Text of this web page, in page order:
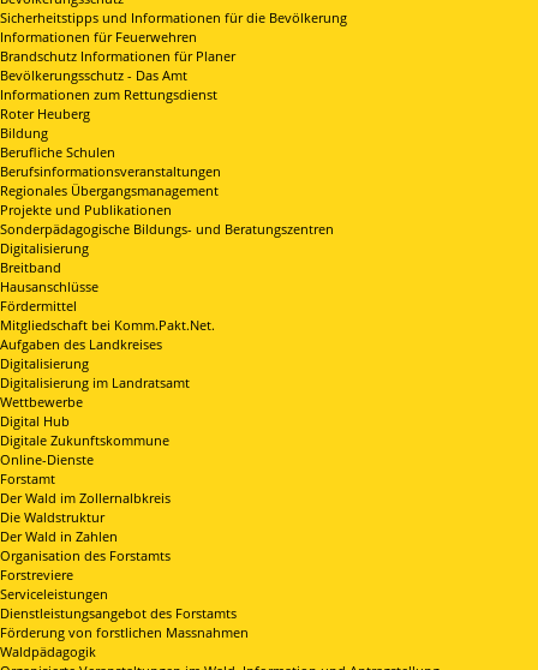
Sicherheitstipps und Informationen für die Bevölkerung
Informationen für Feuerwehren
Brandschutz Informationen für Planer
Bevölkerungsschutz - Das Amt
Informationen zum Rettungsdienst
Roter Heuberg
Bildung
Berufliche Schulen
Berufsinformationsveranstaltungen
Regionales Übergangsmanagement
Projekte und Publikationen
Sonderpädagogische Bildungs- und Beratungszentren
Digitalisierung
Breitband
Hausanschlüsse
Fördermittel
Mitgliedschaft bei Komm.Pakt.Net.
Aufgaben des Landkreises
Digitalisierung
Digitalisierung im Landratsamt
Wettbewerbe
Digital Hub
Digitale Zukunftskommune
Online-Dienste
Forstamt
Der Wald im Zollernalbkreis
Die Waldstruktur
Der Wald in Zahlen
Organisation des Forstamts
Forstreviere
Serviceleistungen
Dienstleistungsangebot des Forstamts
Förderung von forstlichen Massnahmen
Waldpädagogik